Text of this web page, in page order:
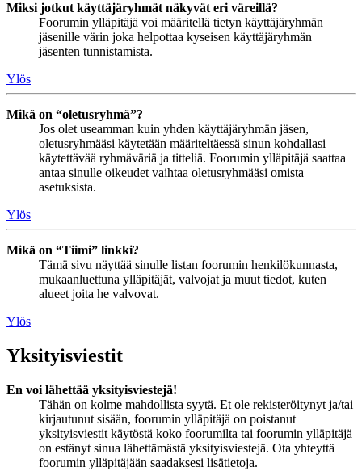
Miksi jotkut käyttäjäryhmät näkyvät eri väreillä?
Foorumin ylläpitäjä voi määritellä tietyn käyttäjäryhmän
jäsenille värin joka helpottaa kyseisen käyttäjäryhmän
jäsenten tunnistamista.
Ylös
Mikä on “oletusryhmä”?
Jos olet useamman kuin yhden käyttäjäryhmän jäsen,
oletusryhmääsi käytetään määriteltäessä sinun kohdallasi
käytettävää ryhmäväriä ja titteliä. Foorumin ylläpitäjä saattaa
antaa sinulle oikeudet vaihtaa oletusryhmääsi omista
asetuksista.
Ylös
Mikä on “Tiimi” linkki?
Tämä sivu näyttää sinulle listan foorumin henkilökunnasta,
mukaanluettuna ylläpitäjät, valvojat ja muut tiedot, kuten
alueet joita he valvovat.
Ylös
Yksityisviestit
En voi lähettää yksityisviestejä!
Tähän on kolme mahdollista syytä. Et ole rekisteröitynyt ja/tai
kirjautunut sisään, foorumin ylläpitäjä on poistanut
yksityisviestit käytöstä koko foorumilta tai foorumin ylläpitäjä
on estänyt sinua lähettämästä yksityisviestejä. Ota yhteyttä
foorumin ylläpitäjään saadaksesi lisätietoja.